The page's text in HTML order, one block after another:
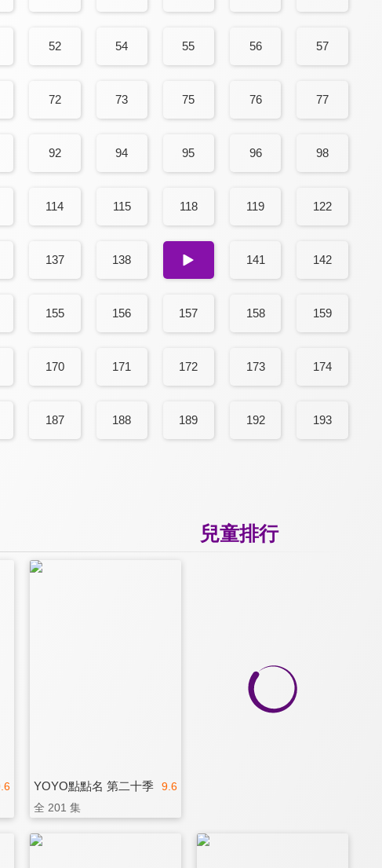
52 54 55 56 57
72 73 75 76 77
92 94 95 96 98
114 115 118 119 122
137 138 140 141 142
155 156 157 158 159
170 171 172 173 174
187 188 189 192 193
兒童排行
9.6
YOYO點點名 第二十季
全 201 集